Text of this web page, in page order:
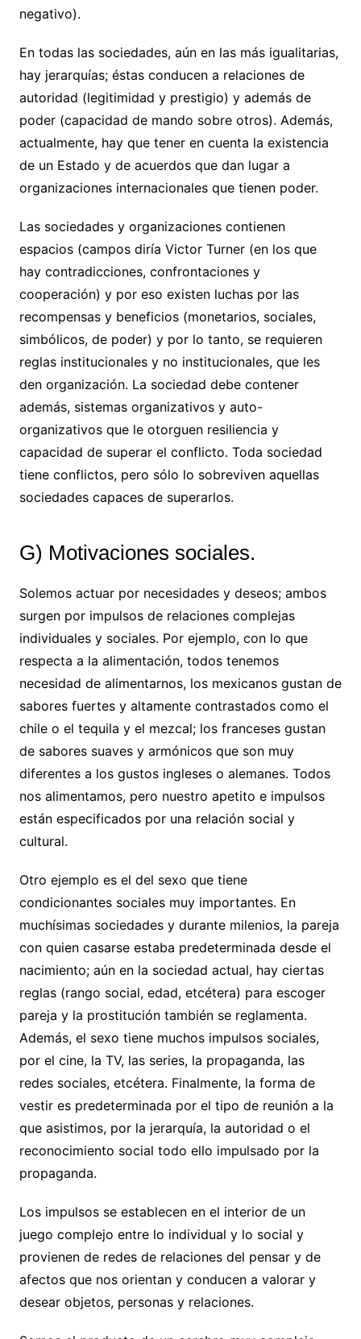
negativo).
En todas las sociedades, aún en las más igualitarias,
hay jerarquías; éstas conducen a relaciones de
autoridad (legitimidad y prestigio) y además de
poder (capacidad de mando sobre otros). Además,
actualmente, hay que tener en cuenta la existencia
de un Estado y de acuerdos que dan lugar a
organizaciones internacionales que tienen poder.
Las sociedades y organizaciones contienen
espacios (campos diría Victor Turner (en los que
hay contradicciones, confrontaciones y
cooperación) y por eso existen luchas por las
recompensas y beneficios (monetarios, sociales,
simbólicos, de poder) y por lo tanto, se requieren
reglas institucionales y no institucionales, que les
den organización. La sociedad debe contener
además, sistemas organizativos y auto-
organizativos que le otorguen resiliencia y
capacidad de superar el conflicto. Toda sociedad
tiene conflictos, pero sólo lo sobreviven aquellas
sociedades capaces de superarlos.
G) Motivaciones sociales.
Solemos actuar por necesidades y deseos; ambos
surgen por impulsos de relaciones complejas
individuales y sociales. Por ejemplo, con lo que
respecta a la alimentación, todos tenemos
necesidad de alimentarnos, los mexicanos gustan de
sabores fuertes y altamente contrastados como el
chile o el tequila y el mezcal; los franceses gustan
de sabores suaves y armónicos que son muy
diferentes a los gustos ingleses o alemanes. Todos
nos alimentamos, pero nuestro apetito e impulsos
están especificados por una relación social y
cultural.
Otro ejemplo es el del sexo que tiene
condicionantes sociales muy importantes. En
muchísimas sociedades y durante milenios, la pareja
con quien casarse estaba predeterminada desde el
nacimiento; aún en la sociedad actual, hay ciertas
reglas (rango social, edad, etcétera) para escoger
pareja y la prostitución también se reglamenta.
Además, el sexo tiene muchos impulsos sociales,
por el cine, la TV, las series, la propaganda, las
redes sociales, etcétera. Finalmente, la forma de
vestir es predeterminada por el tipo de reunión a la
que asistimos, por la jerarquía, la autoridad o el
reconocimiento social todo ello impulsado por la
propaganda.
Los impulsos se establecen en el interior de un
juego complejo entre lo individual y lo social y
provienen de redes de relaciones del pensar y de
afectos que nos orientan y conducen a valorar y
desear objetos, personas y relaciones.